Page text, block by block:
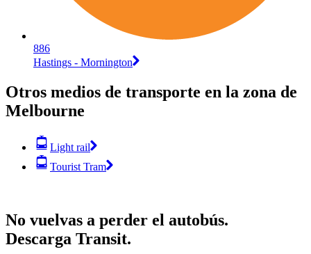
886
Hastings - Mornington
Otros medios de transporte en la zona de
Melbourne
Light rail
Tourist Tram
No vuelvas a perder el autobús.
Descarga Transit.